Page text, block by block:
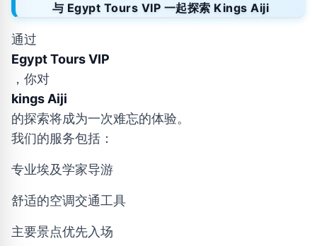
与 Egypt Tours VIP 一起探索 Kings Aiji
通过
Egypt Tours VIP
，你对
kings Aiji
的探索将成为一次难忘的体验。
我们的服务包括：
专业埃及学家导游
舒适的空调交通工具
主要景点优先入场